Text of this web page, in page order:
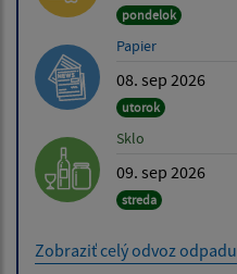
pondelok
Papier
08. sep 2026
utorok
Sklo
09. sep 2026
streda
Zobraziť celý odvoz odpadu